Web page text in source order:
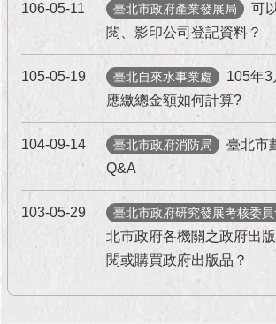
106-05-11 臺北市政府產業發展局
可
閱、影印公司登記資料？
105-05-19 臺北自來水事業處
105年
應繳總金額如何計算?
104-09-14 臺北市政府消防局
臺北市
Q&A
103-05-29 臺北市政府研究發展考核委員
北市政府各機關之政府出
閱或購買政府出版品？